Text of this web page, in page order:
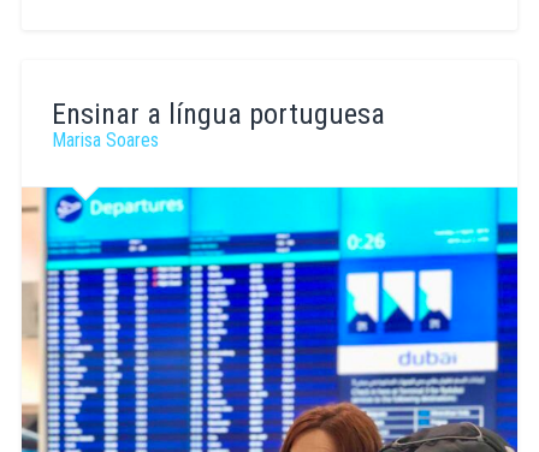
Ribeiro
Connelly
Ensinar a língua portuguesa
Marisa Soares